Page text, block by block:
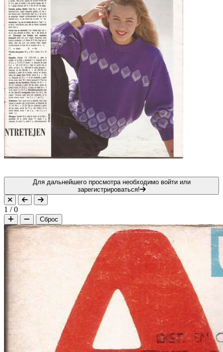
Для дальнейшего просмотра необходимо войти или
зарегистрироваться!
1 /0
Сброс